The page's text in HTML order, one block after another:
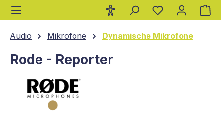
springen
Audio Mikrofone Dynamische Mikrofone
Rode - Reporter